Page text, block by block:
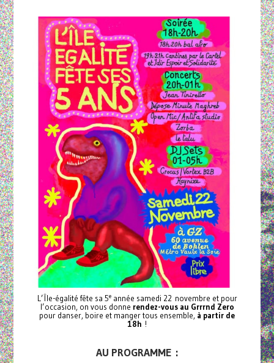
L’Île-égalité fête sa 5eannée samedi 22 novembre et pour
l’occasion, on vous donne rendez-vous au Grrrnd Zero
pour danser, boire et manger tous ensemble, à partir de
18h !
AU PROGRAMME :